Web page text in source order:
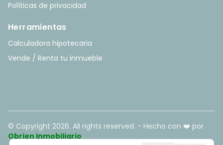
Políticas de privacidad
Herramientas
Calculadora hipotecaria
Vende / Renta tu inmueble
© Copyright 2026. All rights reserved. - Hecho con ❤️ por
Obrien Inmobiliario.